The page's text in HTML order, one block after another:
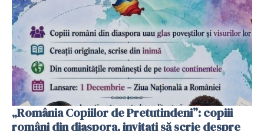
„România Copiilor de Pretutindeni”: copiii
români din diaspora, invitați să scrie despre